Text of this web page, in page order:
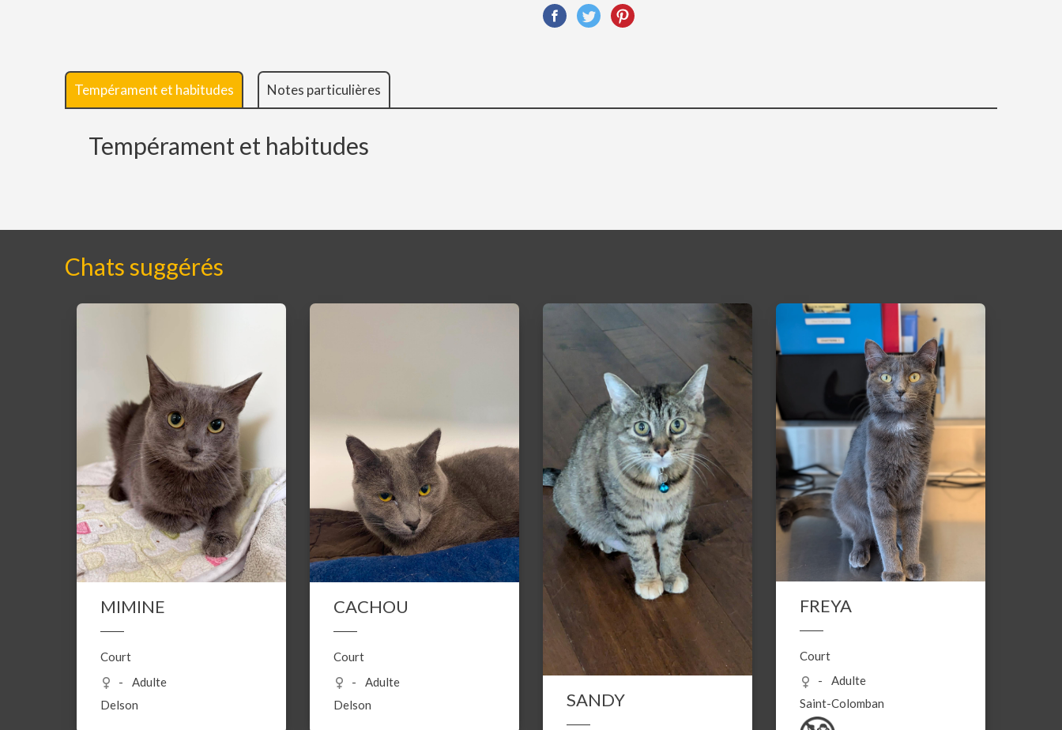
Tempérament et habitudes Notes particulières
Tempérament et habitudes
Chats suggérés
MIMINE
Court
Adulte
Delson
CACHOU
Court
Adulte
Delson
SANDY
FREYA
Court
Adulte
Saint-Colomban